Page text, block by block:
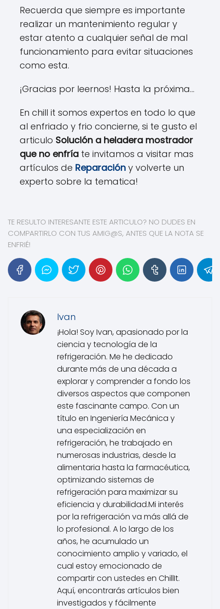
Recuerda que siempre es importante
realizar un mantenimiento regular y
estar atento a cualquier señal de mal
funcionamiento para evitar situaciones
como esta.
¡Gracias por leernos! Hasta la próxima...
En chill it somos expertos en todo lo que
al enfriado y frio concierne, si te gusto el
articulo Solución a heladera mostrador
que no enfría te invitamos a visitar mas
artículos de Reparación y volverte un
experto sobre la tematica!
TE RESULTO INTERESANTE ESTE ARTICULO? NO DUDES EN
COMPARTIRLO CON TUS AMIG@S, ANTES QUE LA NOTA SE
ENFRIÉ!
Ivan
¡Hola! Soy Ivan, apasionado por la
ciencia y tecnología de la
refrigeración. Me he dedicado
durante más de una década a
explorar y comprender a fondo los
diversos aspectos que componen
este fascinante campo. Con un
título en Ingeniería Mecánica y
una especialización en
refrigeración, he trabajado en
numerosas industrias, desde la
alimentaria hasta la farmacéutica,
optimizando sistemas de
refrigeración para maximizar su
eficiencia y durabilidad.Mi interés
por la refrigeración va más allá de
lo profesional. A lo largo de los
años, he acumulado un
conocimiento amplio y variado, el
cual estoy emocionado de
compartir con ustedes en ChillIt.
Aquí, encontrarás artículos bien
investigados y fácilmente